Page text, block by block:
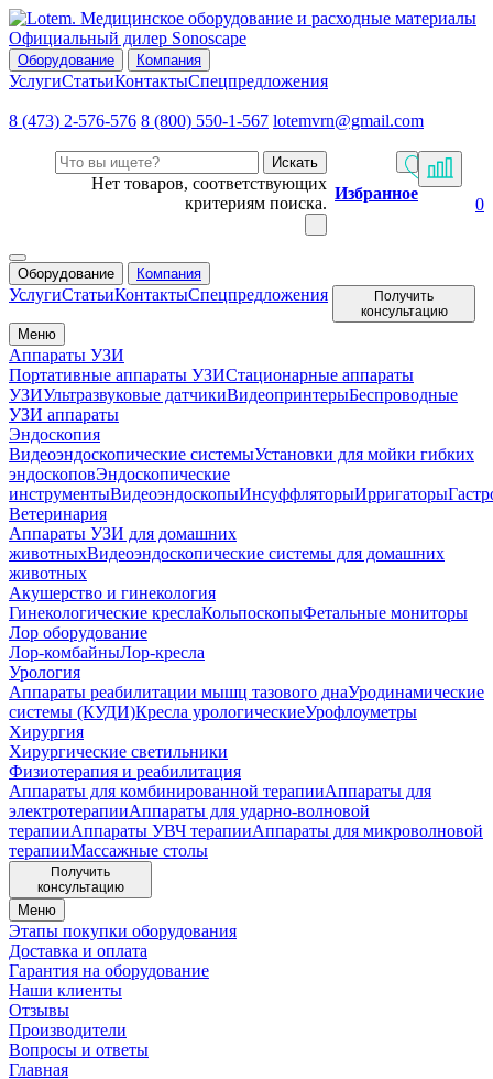
Официальный дилер Sonoscape
Оборудование Компания
УслугиСтатьиКонтактыСпецпредложения
8 (473) 2-576-576 8 (800) 550-1-567 lotemvrn@gmail.com
Искать
Нет товаров, соответствующих
критериям поиска.
Избранное
0
Оборудование Компания
УслугиСтатьиКонтактыСпецпредложения
Получить
консультацию
Меню
Аппараты УЗИ
Портативные аппараты УЗИСтационарные аппараты
УЗИУльтразвуковые датчикиВидеопринтерыБеспроводные
УЗИ аппараты
Эндоскопия
Видеоэндоскопические системыУстановки для мойки гибких
эндоскоповЭндоскопические
инструментыВидеоэндоскопыИнсуффляторыИрригаторы
Ветеринария
Аппараты УЗИ для домашних
животныхВидеоэндоскопические системы для домашних
животных
Акушерство и гинекология
Гинекологические креслаКольпоскопыФетальные мониторы
Лор оборудование
Лор-комбайныЛор-кресла
Урология
Аппараты реабилитации мышц тазового днаУродинамические
системы (КУДИ)Кресла урологическиеУрофлоуметры
Хирургия
Хирургические светильники
Физиотерапия и реабилитация
Аппараты для комбинированной терапииАппараты для
электротерапииАппараты для ударно-волновой
терапииАппараты УВЧ терапииАппараты для микроволновой
терапииМассажные столы
Получить
консультацию
Меню
Этапы покупки оборудования
Доставка и оплата
Гарантия на оборудование
Наши клиенты
Отзывы
Производители
Вопросы и ответы
Главная